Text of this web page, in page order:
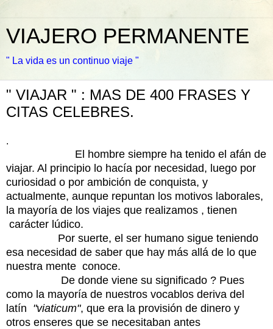
VIAJERO PERMANENTE
" La vida es un continuo viaje "
" VIAJAR " : MAS DE 400 FRASES Y
CITAS CELEBRES.
.
El hombre siempre ha tenido el afán de
viajar. Al principio lo hacía por necesidad, luego por
curiosidad o por ambición de conquista, y
actualmente, aunque repuntan los motivos laborales,
la mayoría de los viajes que realizamos , tienen
carácter lúdico.
Por suerte, el ser humano sigue teniendo
esa necesidad de saber que hay más allá de lo que
nuestra mente conoce.
De donde viene su significado ? Pues
como la mayoría de nuestros vocablos deriva del
latín "viaticum", que era la provisión de dinero y
otros enseres que se necesitaban antes